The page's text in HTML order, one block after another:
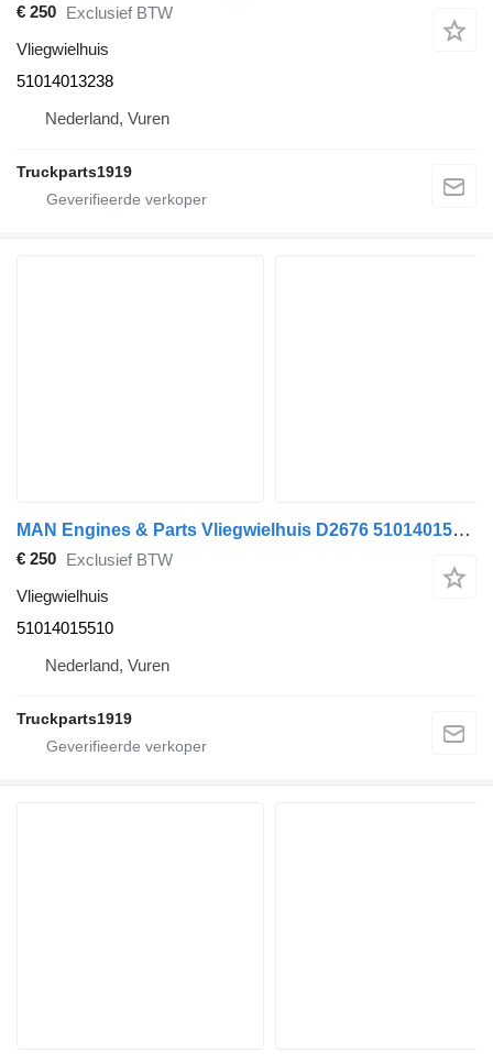
€ 250 Exclusief BTW
Vliegwielhuis
51014013238
Nederland, Vuren
Truckparts1919
MAN Engines & Parts Vliegwielhuis D2676 51014015510 voor vrachtwagen
€ 250 Exclusief BTW
Vliegwielhuis
51014015510
Nederland, Vuren
Truckparts1919